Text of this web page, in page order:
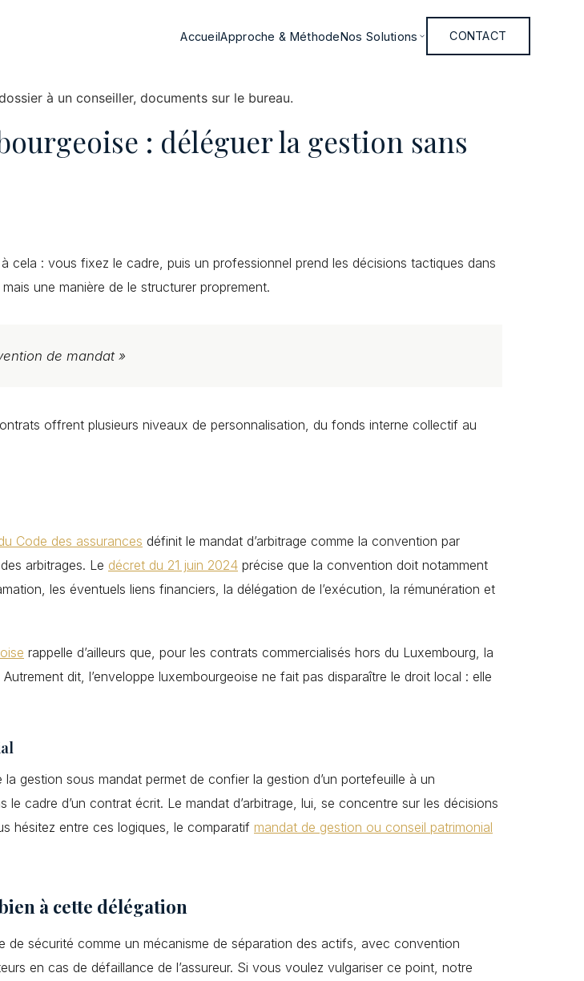
AccueilApproche & MéthodeNos Solutions CONTACT
: déléguer la gestion sans
cela : vous fixez le cadre, puis un professionnel prend les décisions tactiques dans
une manière de le structurer proprement.
de mandat »
offrent plusieurs niveaux de personnalisation, du fonds interne collectif au
Code des assurances définit le mandat d’arbitrage comme la convention par
arbitrages. Le décret du 21 juin 2024 précise que la convention doit notamment
les éventuels liens financiers, la délégation de l’exécution, la rémunération et
rappelle d’ailleurs que, pour les contrats commercialisés hors du Luxembourg, la
dit, l’enveloppe luxembourgeoise ne fait pas disparaître le droit local : elle
gestion sous mandat permet de confier la gestion d’un portefeuille à un
cadre d’un contrat écrit. Le mandat d’arbitrage, lui, se concentre sur les décisions
hésitez entre ces logiques, le comparatif mandat de gestion ou conseil patrimonial
à cette délégation
de sécurité comme un mécanisme de séparation des actifs, avec convention
en cas de défaillance de l’assureur. Si vous voulez vulgariser ce point, notre